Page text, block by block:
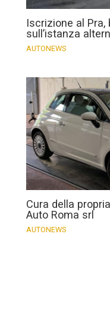
Iscrizione al
sull’istanza
AUTONEWS
Cura della
Auto Roma srl
AUTONEWS